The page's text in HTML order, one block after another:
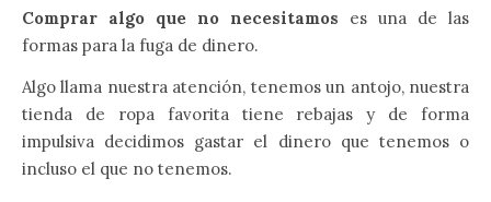
Comprar algo que no necesitamos es una de las
formas para la fuga de dinero.
Algo llama nuestra atención, tenemos un antojo, nuestra
tienda de ropa favorita tiene rebajas y de forma
impulsiva decidimos gastar el dinero que tenemos o
incluso el que no tenemos.